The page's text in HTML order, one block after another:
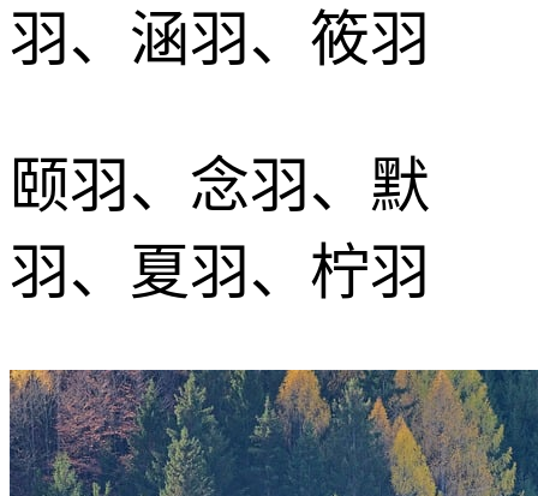
羽、涵羽、筱羽
颐羽、念羽、默
羽、夏羽、柠羽